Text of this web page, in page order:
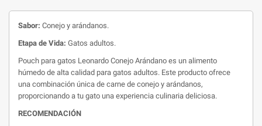
Sabor: Conejo y arándanos.
Etapa de Vida: Gatos adultos.
Pouch para gatos Leonardo Conejo Arándano es un alimento
húmedo de alta calidad para gatos adultos. Este producto ofrece
una combinación única de carne de conejo y arándanos,
proporcionando a tu gato una experiencia culinaria deliciosa.
RECOMENDACIÓN